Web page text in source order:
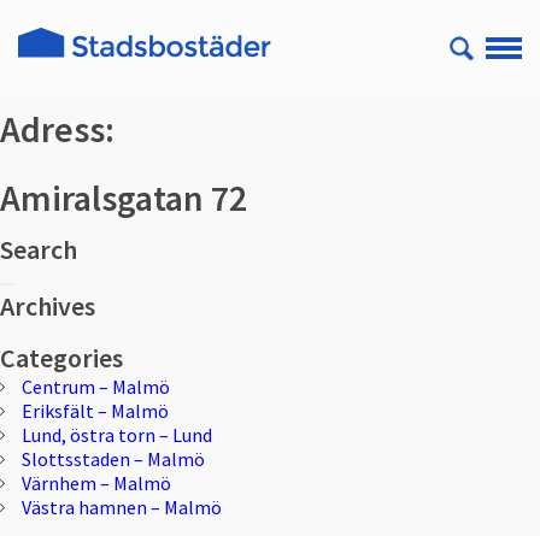
Adress:
Amiralsgatan 72
Search
efter:
Archives
Categories
Centrum – Malmö
Eriksfält – Malmö
Lund, östra torn – Lund
Slottsstaden – Malmö
Värnhem – Malmö
Västra hamnen – Malmö